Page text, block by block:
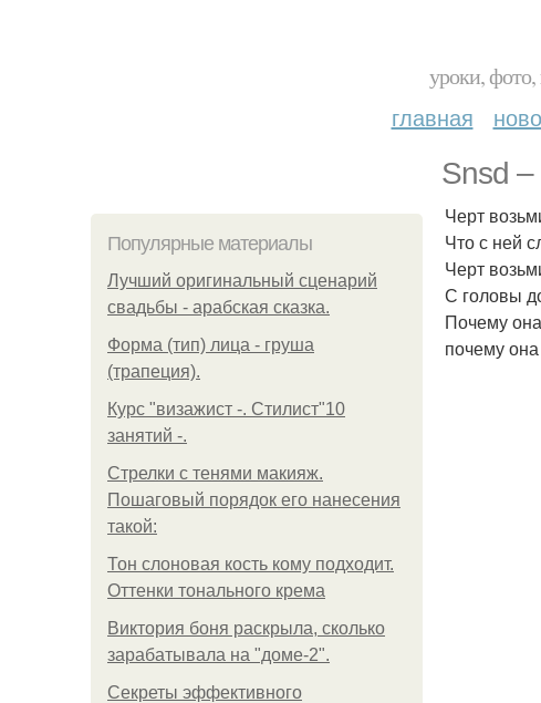
уроки, фото,
главная
Snsd
Популярные материалы
Лучший оригинальный сценарий
свадьбы - арабская сказка.
Форма (тип) лица - груша
(трапеция).
Курс "визажист -. Стилист"10
занятий -.
Стрелки с тенями макияж.
Пошаговый порядок его нанесения
такой:
Тон слоновая кость кому подходит.
Оттенки тонального крема
Виктория боня раскрыла, сколько
зарабатывала на "доме-2".
Секреты эффективного
Черт
Что с ней
Черт
С головы
Почему
почему